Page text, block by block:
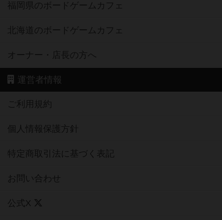
福岡県のボードゲームカフェ
北海道のボードゲームカフェ
オーナー・店長の方へ
運営者情報
ご利用規約
個人情報保護方針
特定商取引法に基づく表記
お問い合わせ
公式X